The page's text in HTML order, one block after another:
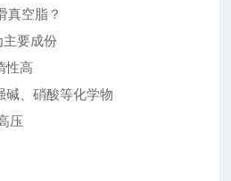
真空脂？
主要成份
性高
碱、硝酸等化学物
压